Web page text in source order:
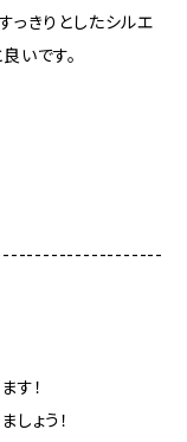
っきりとしたシルエ
いです。
す！
ょう！